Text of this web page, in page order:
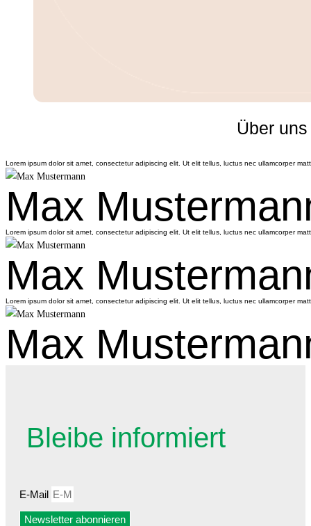
Über uns
Lorem ipsum dolor sit amet, consectetur adipiscing elit. Ut elit tellus, luctus nec ullamcorper
Max
Lorem ipsum dolor sit amet, consectetur adipiscing elit. Ut elit tellus, luctus nec ullamcorper
Max
Lorem ipsum dolor sit amet, consectetur adipiscing elit. Ut elit tellus, luctus nec ullamcorper
Max
Bleibe informiert
E-Mail
Newsletter abonnieren